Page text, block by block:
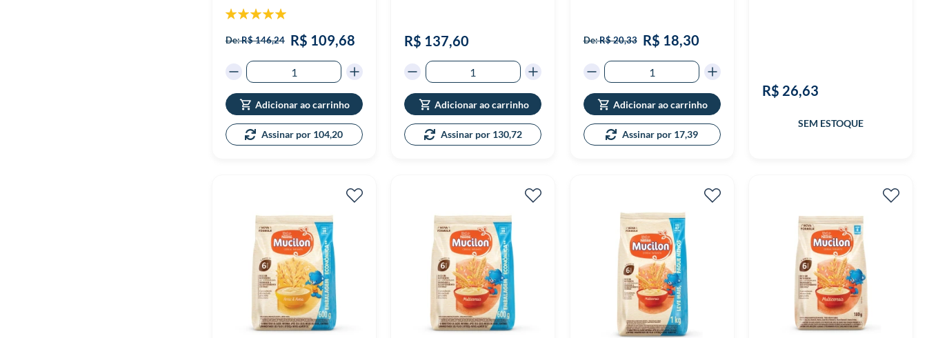
Classificação:
De:R$ 146,24 R$ 109,68
Adicionar ao carrinho
Assinar por 104,20
R$ 137,60
Adicionar ao carrinho
Assinar por 130,72
De:R$ 20,33 R$ 18,30
Adicionar ao carrinho
Assinar por 17,39
R$ 26,63